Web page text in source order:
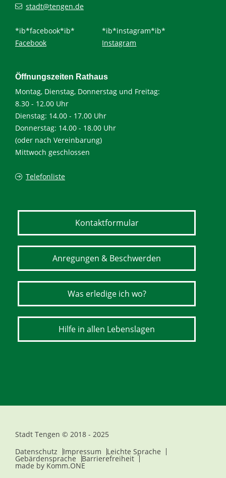
stadt@tengen.de
*ib*facebook*ib*
Facebook
*ib*instagram*ib*
Instagram
Öffnungszeiten Rathaus
Montag, Dienstag, Donnerstag und Freitag:
8.30 - 12.00 Uhr
Dienstag: 14.00 - 17.00 Uhr
Donnerstag: 14.00 - 18.00 Uhr
(oder nach Vereinbarung)
Mittwoch geschlossen
Telefonliste
Kontaktformular
Anregungen & Beschwerden
Was erledige ich wo?
Hilfe in allen Lebenslagen
Stadt Tengen © 2018 - 2025
Datenschutz
Impressum Leichte Sprache
Gebärdensprache Barrierefreiheit
made by Komm.ONE